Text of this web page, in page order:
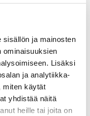
sisällön ja mainosten
ominaisuuksien
Lisäksi
ja analytiikka-
miten käytät
yhdistää näitä
heille tai joita on
yllätti pyrkijän,